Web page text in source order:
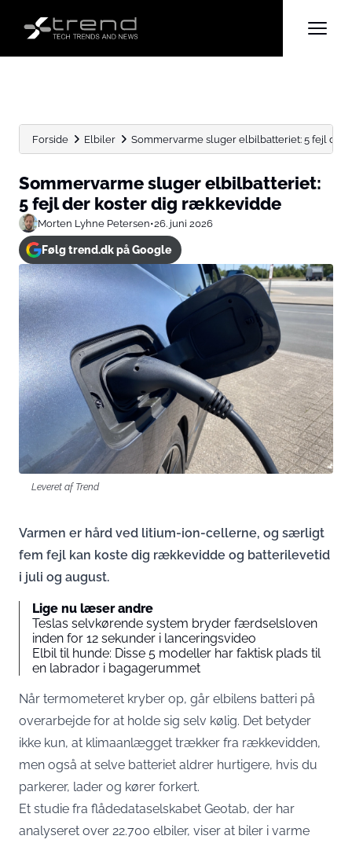
Forside Elbiler Sommervarme sluger elbilbatteriet: 5 fejl der
Sommervarme sluger elbilbatteriet:
5 fejl der koster dig rækkevidde
Morten Lyhne Petersen•26. juni 2026
Følg trend.dk på Google
Leveret af Trend
Varmen er hård ved litium-ion-cellerne, og særligt
fem fejl kan koste dig rækkevidde og batterilevetid
i juli og august.
Lige nu læser andre
Teslas selvkørende system bryder færdselsloven
inden for 12 sekunder i lanceringsvideo
Elbil til hunde: Disse 5 modeller har faktisk plads til
en labrador i bagagerummet
Når termometeret kryber op, går elbilens batteri på
overarbejde for at holde sig selv kølig. Det betyder
ikke kun, at klimaanlægget trækker fra rækkevidden,
men også at selve batteriet aldrer hurtigere, hvis du
parkerer, lader og kører forkert.
Et studie fra flådedataselskabet Geotab, der har
analyseret over 22.700 elbiler, viser at biler i varme